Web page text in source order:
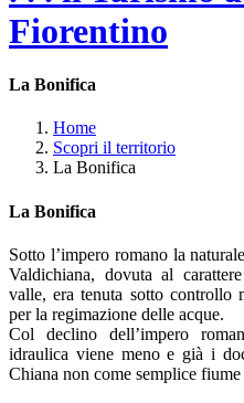
Fiorentino
La Bonifica
Home
Scopri il territorio
La Bonifica
La Bonifica
Sotto l’impero romano la
Valdichiana, dovuta al
valle, era tenuta sotto controllo
per la regimazione delle acque.
Col declino dell’impero
idraulica viene meno e già i
Chiana non come semplice